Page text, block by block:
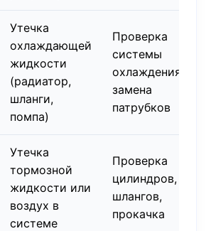
Утечка
охлаждающей
жидкости
(радиатор,
шланги,
помпа)
Проверка
системы
охлаждения,
замена
патрубков
Утечка
тормозной
жидкости или
воздух в
системе
Проверка
цилиндров,
шлангов,
прокачка